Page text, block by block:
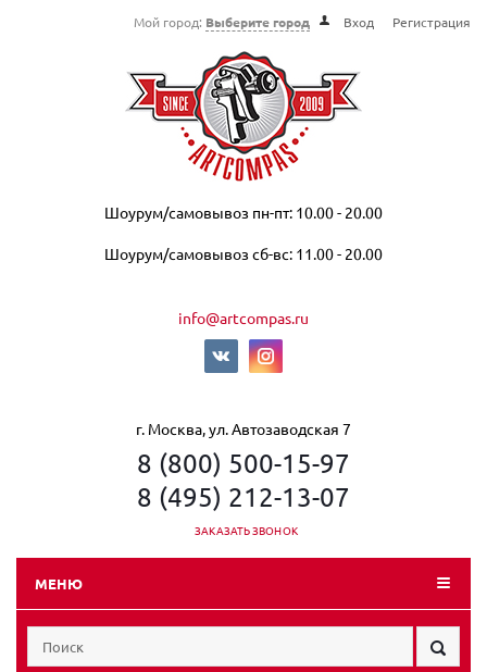
Мой город: Выберите город Вход Регистрация
Шоурум/самовывоз пн-пт: 10.00 - 20.00
Шоурум/самовывоз сб-вс: 11.00 - 20.00
info@artcompas.ru
г. Москва, ул. Автозаводская 7
8 (800) 500-15-97
8 (495) 212-13-07
ЗАКАЗАТЬ ЗВОНОК
МЕНЮ